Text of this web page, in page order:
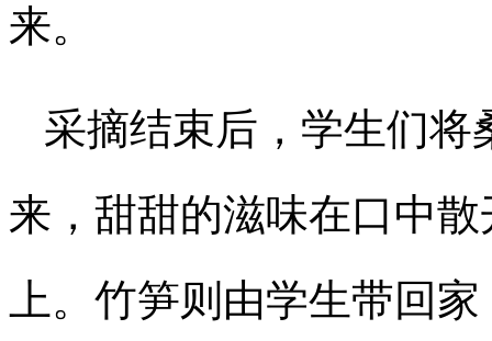
来。
采摘结束后，学生们将
来，甜甜的滋味在口中
上。竹笋则由学生带回